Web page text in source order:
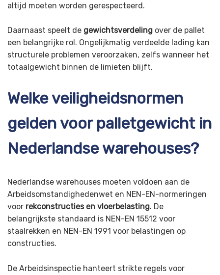
altijd moeten worden gerespecteerd.
Daarnaast speelt de gewichtsverdeling over de pallet
een belangrijke rol. Ongelijkmatig verdeelde lading kan
structurele problemen veroorzaken, zelfs wanneer het
totaalgewicht binnen de limieten blijft.
Welke veiligheidsnormen
gelden voor palletgewicht in
Nederlandse warehouses?
Nederlandse warehouses moeten voldoen aan de
Arbeidsomstandighedenwet en NEN-EN-normeringen
voor rekconstructies en vloerbelasting. De
belangrijkste standaard is NEN-EN 15512 voor
staalrekken en NEN-EN 1991 voor belastingen op
constructies.
De Arbeidsinspectie hanteert strikte regels voor